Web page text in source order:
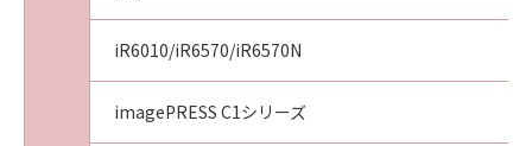
iR6010/iR6570/iR6570N
imagePRESS C1シリーズ